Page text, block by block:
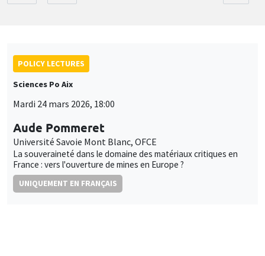
POLICY LECTURES
Sciences Po Aix
Mardi 24 mars 2026, 18:00
Aude Pommeret
Université Savoie Mont Blanc, OFCE
La souveraineté dans le domaine des matériaux critiques en
France : vers l'ouverture de mines en Europe ?
UNIQUEMENT EN FRANÇAIS